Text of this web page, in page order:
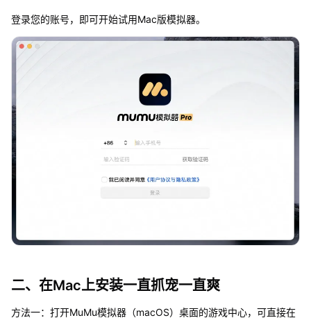
登录您的账号，即可开始试用Mac版模拟器。
二、在Mac上安装一直抓宠一直爽
方法一：打开MuMu模拟器（macOS）桌面的游戏中心，可直接在